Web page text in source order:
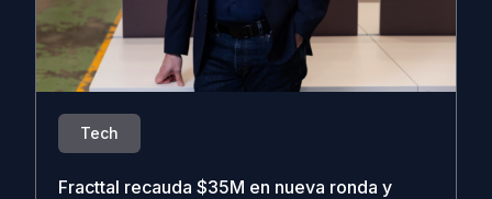
Tech
Fracttal recauda $35M en nueva ronda y